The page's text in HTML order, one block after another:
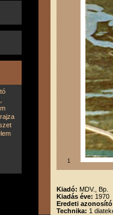
,
1
Kiadó: MDV., Bp.
Kiadás éve: 1970
Eredeti
Technika: 1